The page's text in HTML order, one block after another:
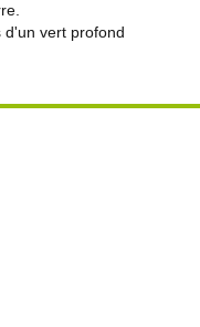
d'un vert profond